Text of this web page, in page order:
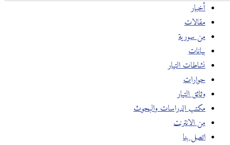
أخبار
مقالات
من سورية
بيانات
نشاطات التيار
حوارات
وثائق التيار
مكتب الدراسات والبحوث
من الانترنت
اتصل بنا